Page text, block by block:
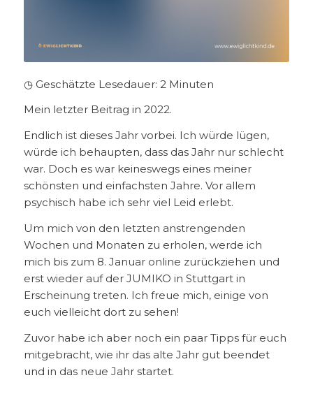
◷ Geschätzte Lesedauer: 2 Minuten
Mein letzter Beitrag in 2022.
Endlich ist dieses Jahr vorbei. Ich würde lügen,
würde ich behaupten, dass das Jahr nur schlecht
war. Doch es war keineswegs eines meiner
schönsten und einfachsten Jahre. Vor allem
psychisch habe ich sehr viel Leid erlebt.
Um mich von den letzten anstrengenden
Wochen und Monaten zu erholen, werde ich
mich bis zum 8. Januar online zurückziehen und
erst wieder auf der JUMIKO in Stuttgart in
Erscheinung treten. Ich freue mich, einige von
euch vielleicht dort zu sehen!
Zuvor habe ich aber noch ein paar Tipps für euch
mitgebracht, wie ihr das alte Jahr gut beendet
und in das neue Jahr startet.